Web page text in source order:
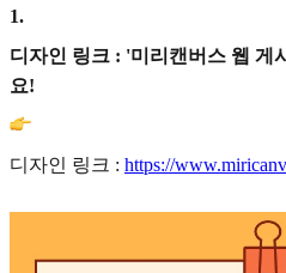
1.
디자인 링크 : '미리캔버스 웹 게
요!
디자인 링크 : https://